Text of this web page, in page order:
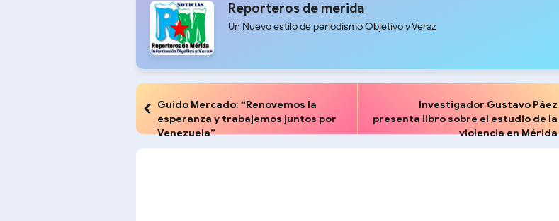
Reporteros de merida
Un Nuevo estilo de periodismo Objetivo y Veraz
Guido Mercado: “Renovemos la
esperanza y trabajemos juntos por
Venezuela”
Investigador Gustavo Páez
presenta libro sobre el estudio de la
violencia en Mérida